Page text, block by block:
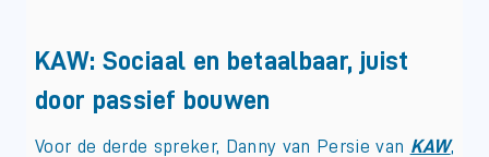
KAW: Sociaal en betaalbaar, juist
door passief bouwen
Voor de derde spreker, Danny van Persie van KAW,